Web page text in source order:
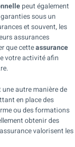
peut également
sous un
et souvent, les
assurances
que cetteassurance
votre activité afin
autre manière de
en place des
ou des formations
obtenir des
valorisent les